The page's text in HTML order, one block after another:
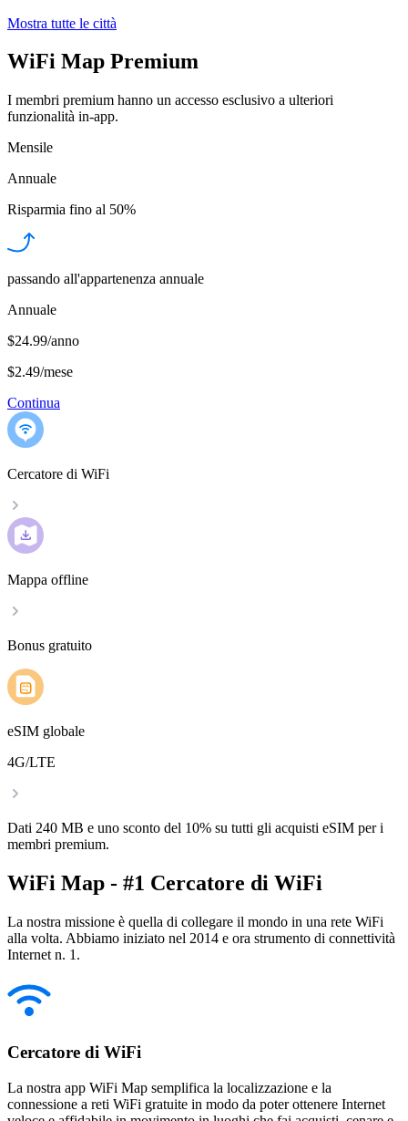
Mostra tutte le città
WiFi Map Premium
I membri premium hanno un accesso esclusivo a ulteriori
funzionalità in-app.
Mensile
Annuale
Risparmia fino al 50%
passando all'appartenenza annuale
Annuale
$24.99/anno
$2.49/mese
Continua
Cercatore di WiFi
Mappa offline
Bonus gratuito
eSIM globale
4G/LTE
Dati 240 MB e uno sconto del 10% su tutti gli acquisti eSIM per i
membri premium.
WiFi Map - #1 Cercatore di WiFi
La nostra missione è quella di collegare il mondo in una rete WiFi
alla volta. Abbiamo iniziato nel 2014 e ora strumento di connettività
Internet n. 1.
Cercatore di WiFi
La nostra app WiFi Map semplifica la localizzazione e la
connessione a reti WiFi gratuite in modo da poter ottenere Internet